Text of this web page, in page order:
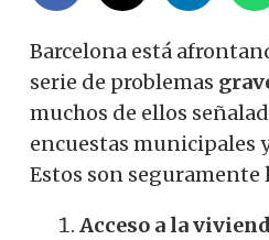
Barcelona está
serie de problemas
muchos de ellos
encuestas municipales
Estos son seguramente
Acceso a la